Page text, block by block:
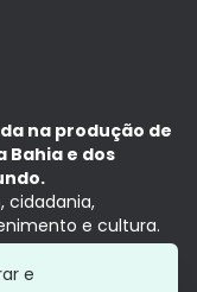
na produção de
Bahia e dos
cidadania,
e cultura.
presente,
e